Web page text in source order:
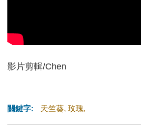
影片剪輯/Chen
關鍵字: 天竺葵, 玫瑰,